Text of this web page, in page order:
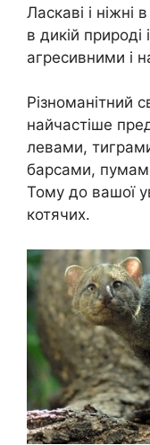
Ласкаві і
в дикій
агресивними і
Різноманітний
найчастіше
левами,
барсами,
Тому до вашої
котячих.